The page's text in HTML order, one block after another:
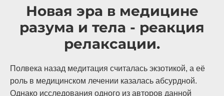
Новая эра в медицине
разума и тела - реакция
релаксации.
Полвека назад медитация считалась экзотикой, а её
роль в медицинском лечении казалась абсурдной.
Однако исследования одного из авторов данной